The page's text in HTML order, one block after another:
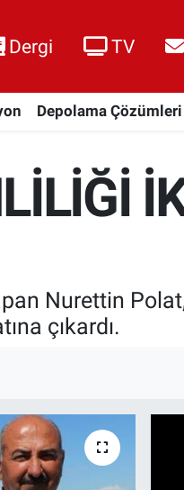
Dergi TV
Depolama Çözümleri
Nurettin
çıkardı.